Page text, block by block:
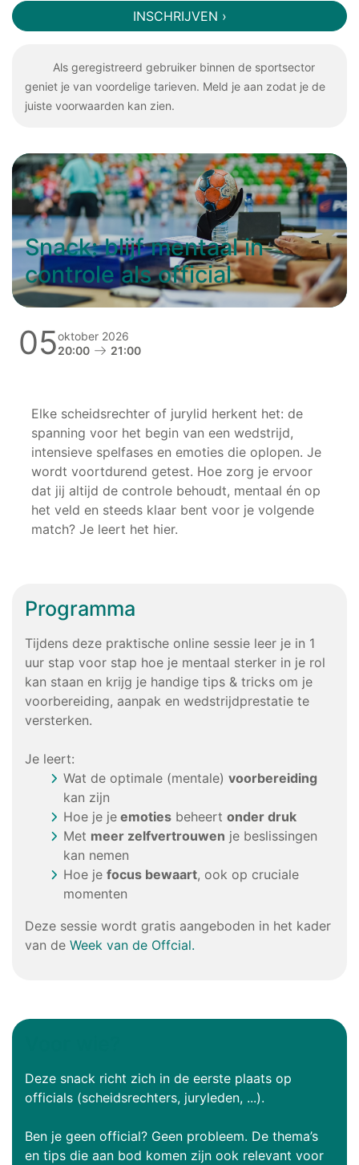
INSCHRIJVEN ›
Als geregistreerd gebruiker binnen de sportsector
geniet je van voordelige tarieven. Meld je aan zodat je de
juiste voorwaarden kan zien.
Snack: blijf mentaal in
controle als official
05oktober 2026
20:00
21:00
Elke scheidsrechter of jurylid herkent het: de
spanning voor het begin van een wedstrijd,
intensieve spelfases en emoties die oplopen. Je
wordt voortdurend getest. Hoe zorg je ervoor
dat jij altijd de controle behoudt, mentaal én op
het veld en steeds klaar bent voor je volgende
match? Je leert het hier.
Programma
Tijdens deze praktische online sessie leer je in 1
uur stap voor stap hoe je mentaal sterker in je rol
kan staan en krijg je handige tips & tricks om je
voorbereiding, aanpak en wedstrijdprestatie te
versterken.
Je leert:
Wat de optimale (mentale) voorbereiding
kan zijn
Hoe je je emoties beheert onder druk
Met meer zelfvertrouwen je beslissingen
kan nemen
Hoe je focus bewaart, ook op cruciale
momenten
Deze sessie wordt gratis aangeboden in het kader
van de Week van de Offcial.
Deze snack richt zich in de eerste plaats op
officials (scheidsrechters, juryleden, ...).
Ben je geen official? Geen probleem. De thema’s
en tips die aan bod komen zijn ook relevant voor